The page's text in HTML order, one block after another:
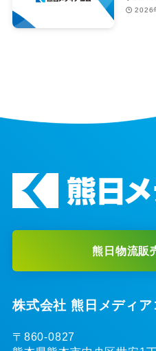
2026
熊日物流販
株式会社 熊日メディア
〒860-0827